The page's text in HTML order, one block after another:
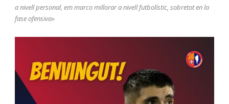
a nivell personal, em marco millorar a nivell futbolístic, sobretot en la
fase ofensiva»